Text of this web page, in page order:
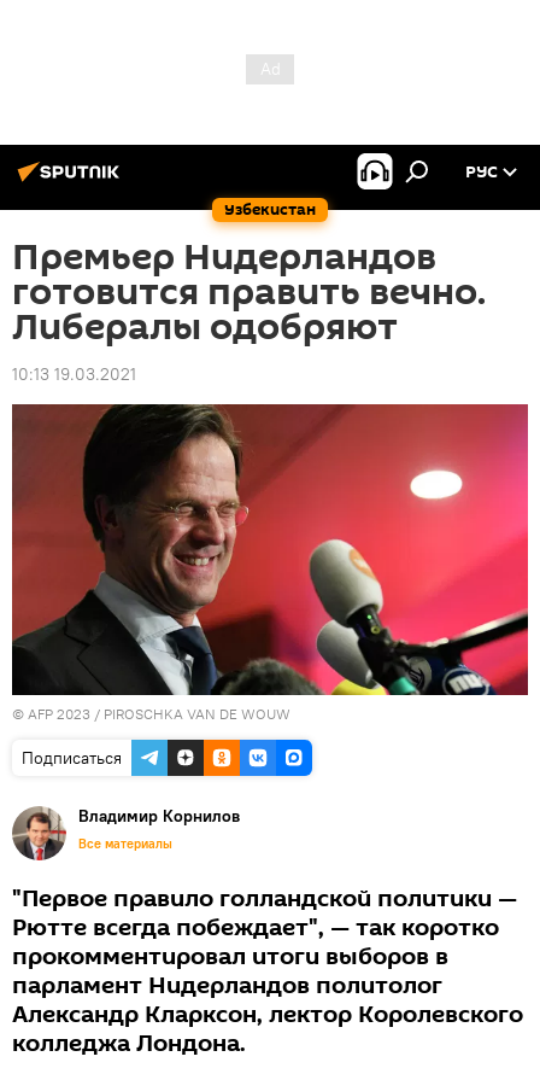
Узбекистан
РУС
Премьер Нидерландов
готовится править вечно.
Либералы одобряют
10:13 19.03.2021
© AFP 2023 / PIROSCHKA VAN DE WOUW
Подписаться
Владимир Корнилов
Все материалы
"Первое правило голландской политики —
Рютте всегда побеждает", — так коротко
прокомментировал итоги выборов в
парламент Нидерландов политолог
Александр Кларксон, лектор Королевского
колледжа Лондона.